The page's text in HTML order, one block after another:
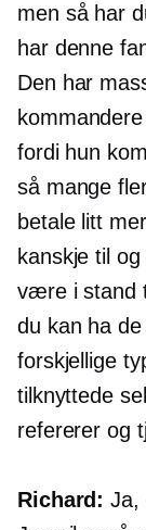
men så har
har denne
Den har
fordi hun
så mange
betale litt
kanskje til
være i stand
du kan ha
forskjellige
tilknyttede
refererer og
Richard: Ja,